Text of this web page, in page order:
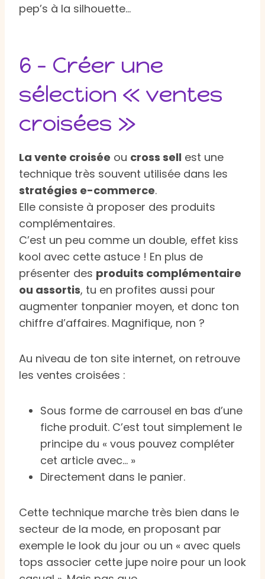
pep’s à la silhouette…
6 – Créer une
sélection « ventes
croisées »
La vente croisée ou cross sell est une
technique très souvent utilisée dans les
stratégies e-commerce.
Elle consiste à proposer des produits
complémentaires.
C’est un peu comme un double, effet kiss
kool avec cette astuce ! En plus de
présenter des produits complémentaire
ou assortis, tu en profites aussi pour
augmenter tonpanier moyen, et donc ton
chiffre d’affaires. Magnifique, non ?
Au niveau de ton site internet, on retrouve
les ventes croisées :
Sous forme de carrousel en bas d’une
fiche produit. C’est tout simplement le
principe du « vous pouvez compléter
cet article avec… »
Directement dans le panier.
Cette technique marche très bien dans le
secteur de la mode, en proposant par
exemple le look du jour ou un « avec quels
tops associer cette jupe noire pour un look